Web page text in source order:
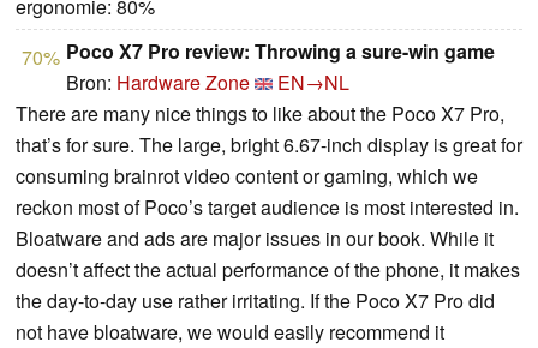
ergonomie: 80%
70% Poco X7 Pro review: Throwing a sure-win game
Bron: Hardware Zone
EN→NL
There are many nice things to like about the Poco X7 Pro,
that’s for sure. The large, bright 6.67-inch display is great for
consuming brainrot video content or gaming, which we
reckon most of Poco’s target audience is most interested in.
Bloatware and ads are major issues in our book. While it
doesn’t affect the actual performance of the phone, it makes
the day-to-day use rather irritating. If the Poco X7 Pro did
not have bloatware, we would easily recommend it